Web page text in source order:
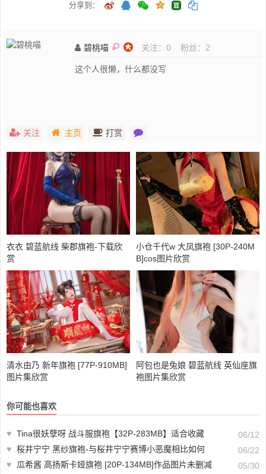
分享到：
碧桃喵 关注： 0 粉丝： 2
这个人很懒，什么都没写
关注 主页 打赏
衣衣 碧蓝航线 柴郡旗袍-下载欣
赏
小仓千代w 大凤旗袍 [30P-240M
B]cos图片欣赏
清水由乃 新年旗袍 [77P-910MB]
图片集欣赏
阿包也是兔娘 碧蓝航线 英仙座旗
袍图片集欣赏
你可能也喜欢
♥ Tina很妖孽呀 战斗服旗袍【32P-283MB】适合收藏
06/12
♥ 桜井宁宁 黑纱旗袍-与桜井宁宁赛博小恶魔相比如何
06/22
♥
瓜希酱 高扬斯卡娅旗袍 [20P-134MB]作品图片未删减
05/30